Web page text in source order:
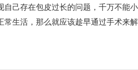
自己存在包皮过长的问题，千万不能
常生活，那么就应该趁早通过手术来